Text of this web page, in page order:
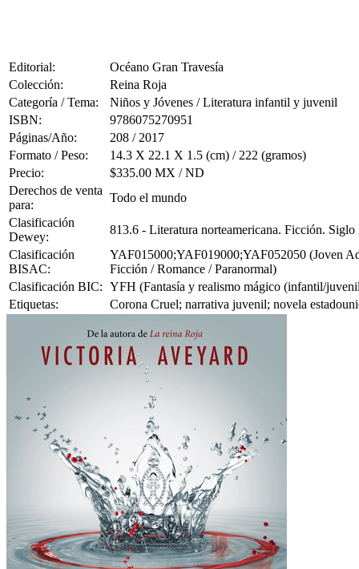
Editorial:
Océano Gran Travesía
Colección:
Reina Roja
Categoría / Tema:
Niños y Jóvenes / Literatura infantil y juvenil
ISBN:
9786075270951
Páginas/Año:
208 / 2017
Formato / Peso:
14.3 X 22.1 X 1.5 (cm) / 222 (gramos)
Precio:
$335.00 MX / ND
Derechos de venta
para:
Todo el mundo
Clasificación
Dewey:
813.6 - Literatura norteamericana. Ficción.
Clasificación
BISAC:
YAF015000;YAF019000;YAF052050 (Joven
Ficción / Romance / Paranormal)
Clasificación BIC: YFH (Fantasía y realismo mágico (infantil/
Etiquetas:
Corona Cruel; narrativa juvenil; novela